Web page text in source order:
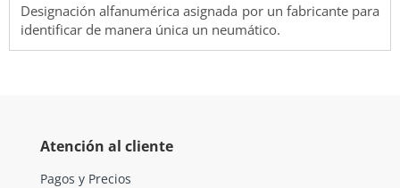
Designación alfanumérica asignada por un fabricante para
identificar de manera única un neumático.
Atención al cliente
Pagos y Precios